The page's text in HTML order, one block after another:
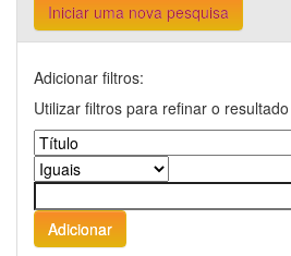
Iniciar uma nova pesquisa
Adicionar filtros:
Utilizar filtros para refinar o